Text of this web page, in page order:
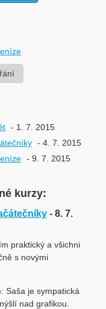
- 1. 7. 2015
- 4. 7. 2015
- 9. 7. 2015
kurzy:
- 8. 7.
praktický a všichni
s novými
Saša je sympatická
nad grafikou.